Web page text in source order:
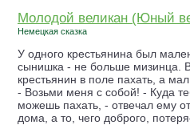
Молодой великан (Юный
Немецкая сказка
У одного крестьянина был
сынишка - не больше мизинца.
крестьянин в поле пахать, а
- Возьми меня с собой! - Куда
можешь пахать, - отвечал ему
дома, а то, чего доброго,